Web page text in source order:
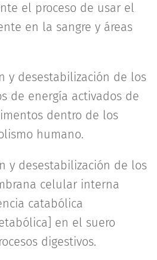
el proceso de usar el
en la sangre y áreas
y desestabilización de los
de energía activados de
dentro de los
humano.
y desestabilización de los
celular interna
catabólica
en el suero
digestivos.